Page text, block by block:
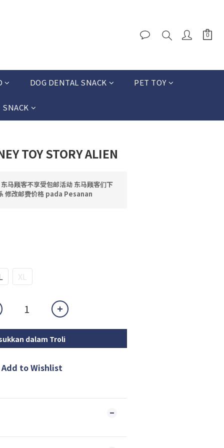
DOG DENTAL SNACK PET TOY
SNACK
TOY STORY ALIEN
马顾客不享受包邮活动 东马顾客们下
修改邮费价格 pada Pesanan
XL
dalam Troli
Add to Wishlist